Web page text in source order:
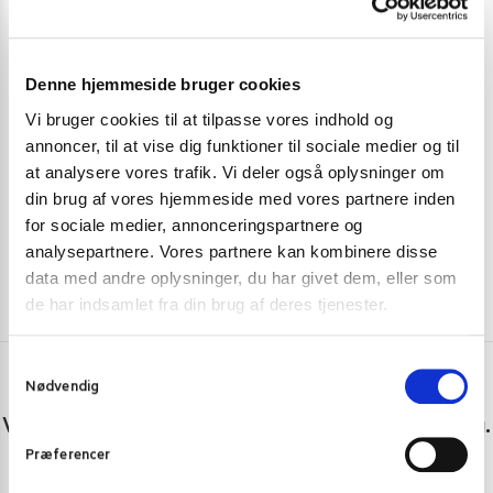
Denne hjemmeside bruger cookies
Vi bruger cookies til at tilpasse vores indhold og
annoncer, til at vise dig funktioner til sociale medier og til
at analysere vores trafik. Vi deler også oplysninger om
din brug af vores hjemmeside med vores partnere inden
for sociale medier, annonceringspartnere og
analysepartnere. Vores partnere kan kombinere disse
data med andre oplysninger, du har givet dem, eller som
de har indsamlet fra din brug af deres tjenester.
Nødvendig
Præferencer
Plastic Gyoza Mold Tokyo Design Studio
39,00 kr.
Tilføj til kurv
189,00
Har du spørgsmål eller brug for hjælp?
Vi er lige her. Kundeservice sidder klar til at hjælpe dig.